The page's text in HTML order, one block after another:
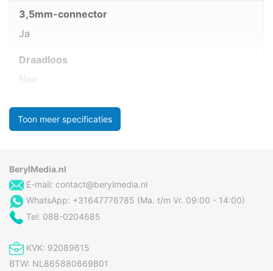
3,5mm-connector
Ja
Draadloos
Nee
Toon meer specificaties
BerylMedia.nl
E-mail: contact@berylmedia.nl
WhatsApp: +31647776785 (Ma. t/m Vr. 09:00 - 14:00)
Tel: 088-0204685
KVK: 92089615
BTW: NL865880669B01